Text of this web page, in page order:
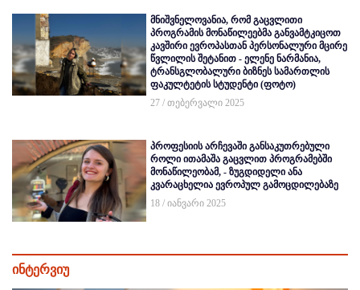
მნიშვნელოვანია, რომ გაცვლითი
პროგრამის მონაწილეებმა განვამტკიცოთ
კავშირი ევროპასთან პერსონალური მცირე
წვლილის შეტანით - ელენე ნარმანია,
ტრანსგლობალური ბიზნეს სამართლის
ფაკულტეტის სტუდენტი (ფოტო)
27 / თებერვალი 2025
პროფესიის არჩევაში განსაკუთრებული
როლი ითამაშა გაცვლით პროგრამებში
მონაწილეობამ, - ზუგდიდელი ანა
კვარაცხელია ევროპულ გამოცდილებაზე
18 / იანვარი 2025
ინტერვიუ